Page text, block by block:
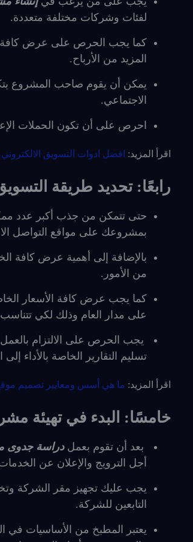
لفئات وشركات مختلفة متعددة.
كما يجب الحرص على عرض كافة
المزيد من الأرباح.
يمكن أن يقوم صاحب المشروع
الاجتماعي.
احرص على أن تكون الحملات
اقرأ المزيد: افضل ادوات التسويق
رابعًا: تحديد طريقة
حتى تتمكن من جذب أكبر عدد
بمشروعك على مواقع التواصل
بالإضافة إلى أهمية عرض كافة
من الأمور.
كما يجب عرض كافة الأسعار
على مدار العام وذلك لكي
يجب الحرص على الالتزام
تسليم التقارير الخاصة بالأداء
اقرأ المزيد: ما هي أسس ومعايير تصميم
خامسًا: البدء في تهيئة
بعد أن تقوم بعملدراسة جدوى
أجل الترويج والإعلان عن
يجب عليك تجهيز مقر الشركة
التابعين للشركة.
يعتبر المطبخ من الأساسيات في